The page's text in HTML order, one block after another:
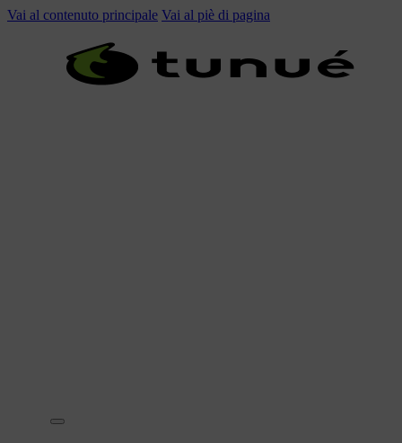
Vai al contenuto principale Vai al piè di pagina